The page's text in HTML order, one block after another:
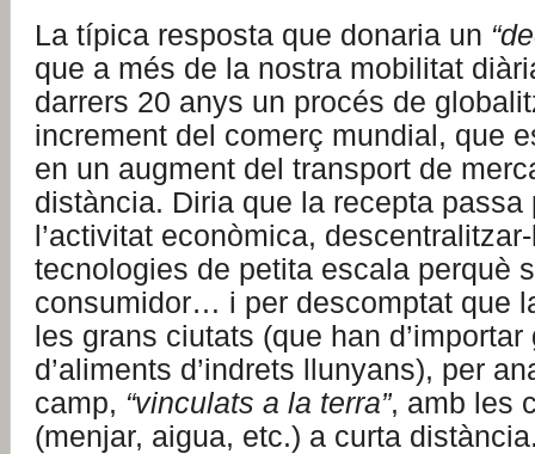
La típica resposta que donaria un
que a més de la nostra mobilitat
darrers 20 anys un procés de
increment del comerç mundial, que
en un augment del transport de
distància. Diria que la recepta
l’activitat econòmica,
tecnologies de petita escala perquè
consumidor… i per descomptat que
les grans ciutats (que han
d’aliments d’indrets llunyans), per
camp, “vinculats a la terra”, amb les
(menjar, aigua, etc.) a curta